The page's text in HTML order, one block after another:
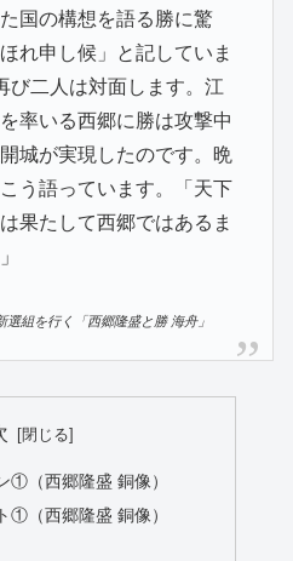
国の構想を語る勝に驚
れ申し候」と記していま
び二人は対面します。江
率いる西郷に勝は攻撃中
城が実現したのです。晩
う語っています。「天下
果たして西郷ではあるま
組を行く「西郷隆盛と勝 海舟」
①（西郷隆盛 銅像）
①（西郷隆盛 銅像）